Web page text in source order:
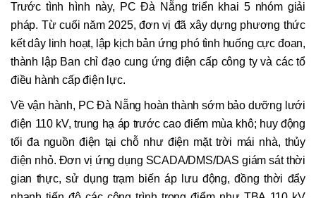
Trước tình hình này, PC Đà Nẵng triển khai 5 nhóm giải
pháp. Từ cuối năm 2025, đơn vị đã xây dựng phương thức
kết dây linh hoạt, lập kịch bản ứng phó tình huống cực đoan,
thành lập Ban chỉ đạo cung ứng điện cấp công ty và các tổ
điều hành cấp điện lực.
Về vận hành, PC Đà Nẵng hoàn thành sớm bảo dưỡng lưới
điện 110 kV, trung hạ áp trước cao điểm mùa khô; huy động
tối đa nguồn điện tại chỗ như điện mặt trời mái nhà, thủy
điện nhỏ. Đơn vị ứng dụng SCADA/DMS/DAS giám sát thời
gian thực, sử dụng trạm biến áp lưu động, đồng thời đẩy